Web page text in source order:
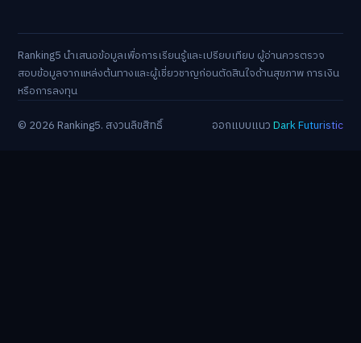
Ranking5 นำเสนอข้อมูลเพื่อการเรียนรู้และเปรียบเทียบ ผู้อ่านควรตรวจ
สอบข้อมูลจากแหล่งต้นทางและผู้เชี่ยวชาญก่อนตัดสินใจด้านสุขภาพ การเงิน
หรือการลงทุน
© 2026 Ranking5. สงวนลิขสิทธิ์
ออกแบบแนวDark Futuristic